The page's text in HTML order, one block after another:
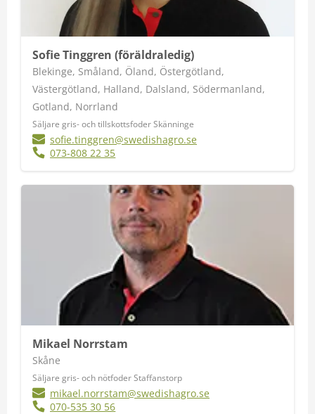
Sofie Tinggren (föräldraledig)
Blekinge, Småland, Öland, Östergötland,
Västergötland, Halland, Dalsland, Södermanland,
Gotland, Norrland
Säljare gris- och tillskottsfoder Skänninge
sofie.tinggren@swedishagro.se
073-808 22 35
Mikael Norrstam
Skåne
Säljare gris- och nötfoder Staffanstorp
mikael.norrstam@swedishagro.se
070-535 30 56